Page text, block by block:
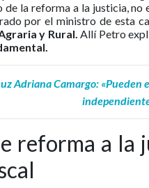
de la reforma a la justicia, no
por el ministro de esta
y Rural. Allí Petro
Adriana Camargo: «Pueden
reforma a la